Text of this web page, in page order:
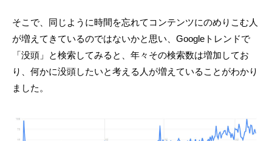
そこで、同じように時間を忘れてコンテンツにのめりこむ人
が増えてきているのではないかと思い、Googleトレンドで
「没頭」と検索してみると、年々その検索数は増加してお
り、何かに没頭したいと考える人が増えていることがわかり
ました。